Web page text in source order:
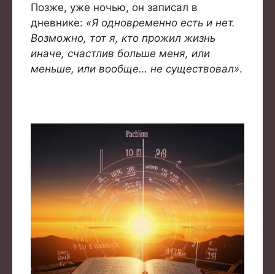
Позже, уже ночью, он записал в
дневнике: «Я одновременно есть и нет.
Возможно, тот я, кто прожил жизнь
иначе, счастлив больше меня, или
меньше, или вообще… не существовал».